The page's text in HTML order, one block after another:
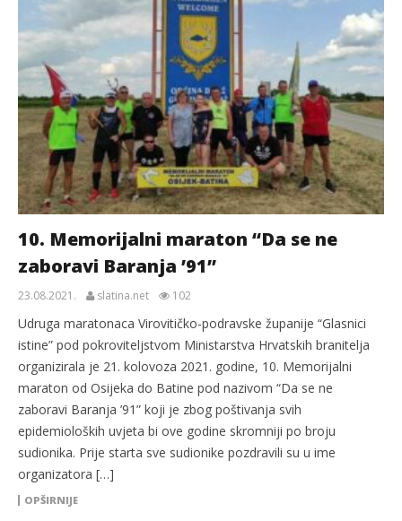
10. Memorijalni maraton “Da se ne
zaboravi Baranja ’91”
23.08.2021. slatina.net 102
Udruga maratonaca Virovitičko-podravske županije “Glasnici
istine” pod pokroviteljstvom Ministarstva Hrvatskih branitelja
organizirala je 21. kolovoza 2021. godine, 10. Memorijalni
maraton od Osijeka do Batine pod nazivom “Da se ne
zaboravi Baranja ’91” koji je zbog poštivanja svih
epidemioloških uvjeta bi ove godine skromniji po broju
sudionika. Prije starta sve sudionike pozdravili su u ime
organizatora […]
OPŠIRNIJE